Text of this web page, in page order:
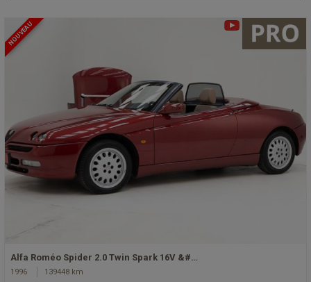
NOUVEAU
Alfa Roméo Spider 2.0 Twin Spark 16V &#…
1996 139448 km